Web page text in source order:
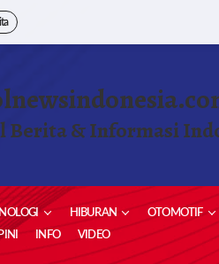
Berita & Informasi
HIBURAN OTOMOTIF
INFO VIDEO